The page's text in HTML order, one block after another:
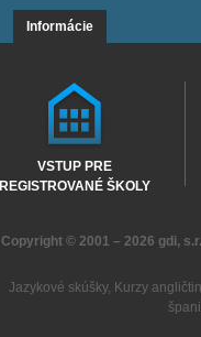
Informácie
VSTUP PRE
REGISTROVANÉ ŠKOLY
Copyright © 2001 – 2026 gdi,
Jazykové skúšky, Kurzy